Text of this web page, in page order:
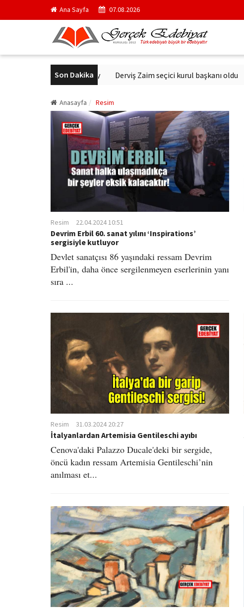
Ana Sayfa 07.08.2026
Son Dakika
Erkin Koray Derviş Zaim seçici kurul başkanı oldu Sağlık
Anasayfa Resim
Resim 22.04.2024 10:51
Devrim Erbil 60. sanat yılını ‘Inspirations’
sergisiyle kutluyor
Devlet sanatçısı 86 yaşındaki ressam Devrim
Erbil'in, daha önce sergilenmeyen eserlerinin yanı
sıra ...
Resim 31.03.2024 20:27
İtalyanlardan Artemisia Gentileschi ayıbı
Cenova'daki Palazzo Ducale'deki bir sergide,
öncü kadın ressam Artemisia Gentileschi’nin
anılması et...